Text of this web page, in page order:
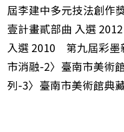
屆李建中多元技法創作
壹計畫貳部曲 入選
入選 2010 第九屆彩墨
市消融-2〉臺南市
列-3〉臺南市美術館典